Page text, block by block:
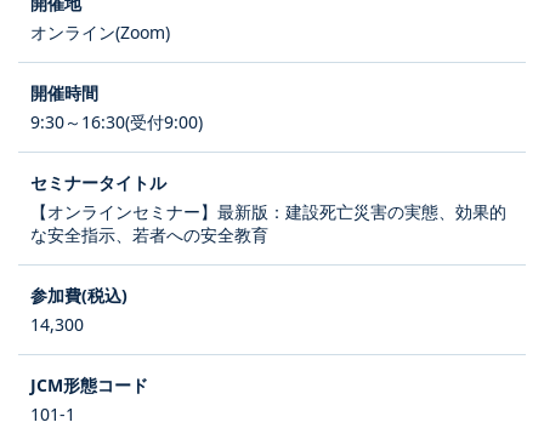
オンライン(Zoom)
9:30～16:30(受付9:00)
【オンラインセミナー】最新版：建設死亡災害の実態、効果的
な安全指示、若者への安全教育
14,300
101-1